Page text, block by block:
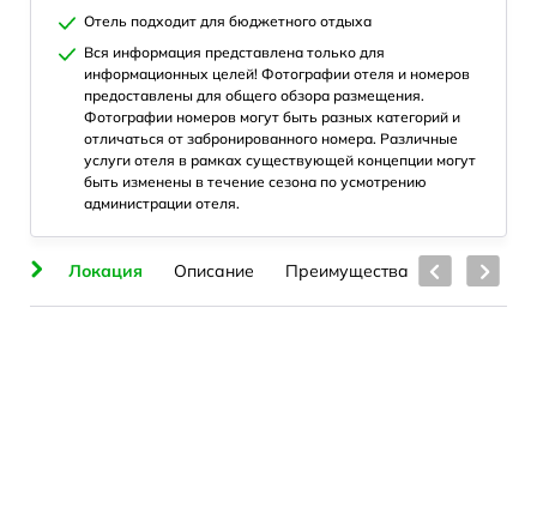
Отель подходит для бюджетного отдыха
Вся информация представлена только для
информационных целей! Фотографии отеля и номеров
предоставлены для общего обзора размещения.
Фотографии номеров могут быть разных категорий и
отличаться от забронированного номера. Различные
услуги отеля в рамках существующей концепции могут
быть изменены в течение сезона по усмотрению
администрации отеля.
Локация Описание Преимущества Номера